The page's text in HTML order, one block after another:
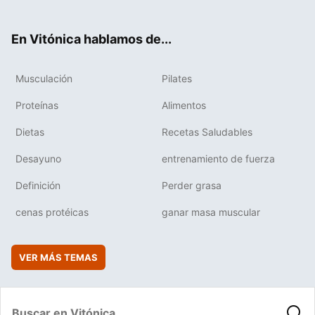
En Vitónica hablamos de...
Musculación Pilates
Proteínas Alimentos
Dietas Recetas Saludables
Desayuno entrenamiento de fuerza
Definición Perder grasa
cenas protéicas ganar masa muscular
VER MÁS TEMAS